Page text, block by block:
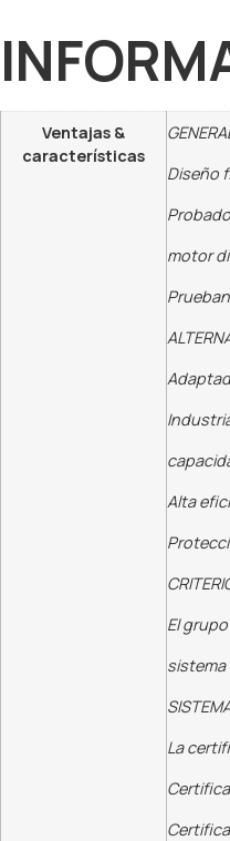
Ventajas &
características
Diseño
motor
Alta
El
sistema
La